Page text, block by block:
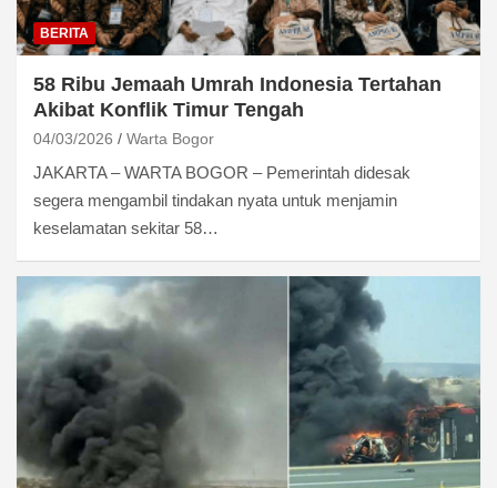
BERITA
58 Ribu Jemaah Umrah Indonesia Tertahan
Akibat Konflik Timur Tengah
04/03/2026 Warta Bogor
JAKARTA – WARTA BOGOR – Pemerintah didesak
segera mengambil tindakan nyata untuk menjamin
keselamatan sekitar 58…